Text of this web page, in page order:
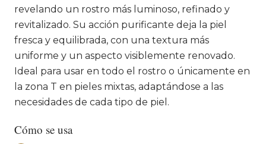
revelando un rostro más luminoso, refinado y
revitalizado. Su acción purificante deja la piel
fresca y equilibrada, con una textura más
uniforme y un aspecto visiblemente renovado.
Ideal para usar en todo el rostro o únicamente en
la zona T en pieles mixtas, adaptándose a las
necesidades de cada tipo de piel.
Cómo se usa